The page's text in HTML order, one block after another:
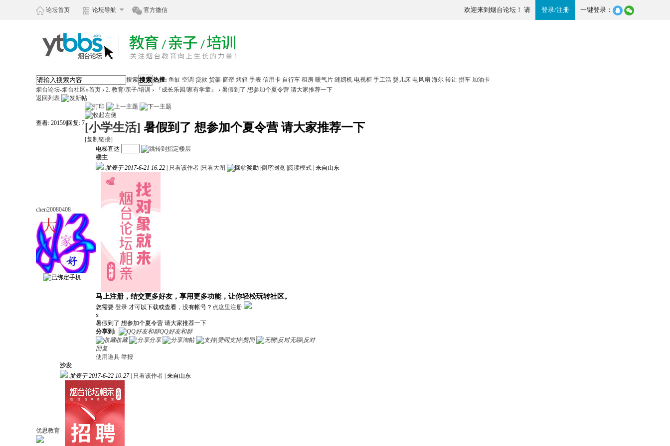
论坛首页 论坛导航 官方微信 欢迎来到烟台论坛！ 请 登录/注册 一键登录：
搜索搜索热搜: 鱼缸 空调 贷款 货架 窗帘 烤箱 手表 信用卡 自行车 租房 暖气片 缝纫机 电视柜 手工活 婴儿床 电风扇 海尔 转让 拼车 加油卡
烟台论坛-烟台社区»首页 › 2. 教育/亲子/培训 › 『成长乐园/家有学童』 › 暑假到了 想参加个夏令营 请大家推荐一下
返回列表
查看: 20159 回复: 7[小学生活] 暑假到了 想参加个夏令营 请大家推荐一下
[复制链接]
chen20080408
电梯直达
楼主
发表于 2017-6-21 16:22
只看该作者 只看大图 倒序浏览 阅读模式 来自山东
马上注册，结交更多好友，享用更多功能，让你轻松玩转社区。
您需要 登录 才可以下载或查看，没有帐号？ 点这里注册
x
暑假到了 想参加个夏令营 请大家推荐一下
分享到:
QQ好友和群
收藏
分享 淘帖 支持|赞同
无聊|反对
回复
使用道具 举报
优思教育
沙发
发表于 2017-6-22 10:27
只看该作者 来自山东